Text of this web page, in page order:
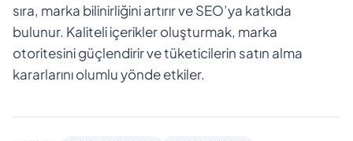
sıra, marka bilinirliğini artırır ve SEO’ya katkıda
bulunur. Kaliteli içerikler oluşturmak, marka
otoritesini güçlendirir ve tüketicilerin satın alma
kararlarını olumlu yönde etkiler.